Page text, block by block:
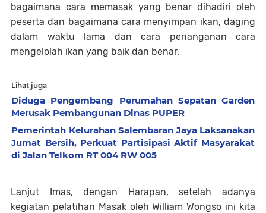
bagaimana cara memasak yang benar dihadiri oleh
peserta dan bagaimana cara menyimpan ikan, daging
dalam waktu lama dan cara penanganan cara
mengelolah ikan yang baik dan benar.
Lihat juga
Diduga Pengembang Perumahan Sepatan Garden
Merusak Pembangunan Dinas PUPER
Pemerintah Kelurahan Salembaran Jaya Laksanakan
Jumat Bersih, Perkuat Partisipasi Aktif Masyarakat
di Jalan Telkom RT 004 RW 005
Lanjut Imas, dengan Harapan, setelah adanya
kegiatan pelatihan Masak oleh William Wongso ini kita